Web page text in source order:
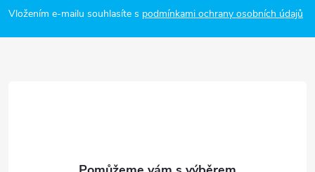
p
a
Vložením e-mailu souhlasíte s podmínkami ochrany osobních údajů